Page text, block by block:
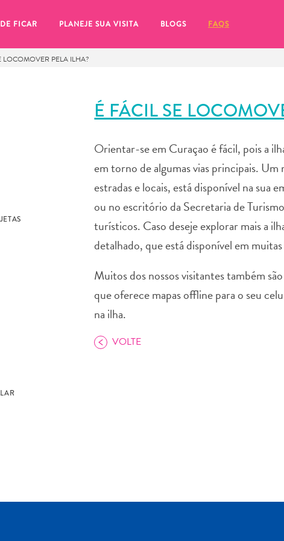
FICAR PLANEJE SUA VISITA BLOGS FAQS
LOCOMOVER PELA ILHA?
É FÁCIL SE
Orientar-se em Curaçao é fácil, pois a
em torno de algumas vias principais.
estradas e locais, está disponível na sua
ou no escritório da Secretaria de
turísticos. Caso deseje explorar mais a
detalhado, que está disponível em
Muitos dos nossos visitantes também
que oferece mapas offline para o seu
na ilha.
VOLTE
certifique-se de clicar no